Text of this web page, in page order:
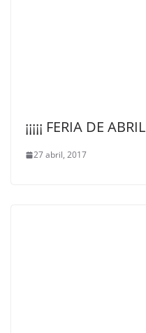
¡¡¡¡¡ FERIA DE
27 abril, 2017